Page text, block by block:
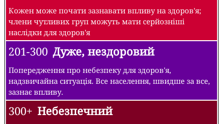
Кожен може почати зазнавати впливу на здоров'я;
члени чутливих груп можуть мати серйозніші
наслідки для здоров'я
201-300 Дуже, нездоровий
Попередження про небезпеку для здоров'я,
надзвичайна ситуація. Все населення, швидше за все,
зазнає впливу.
300+ Небезпечний